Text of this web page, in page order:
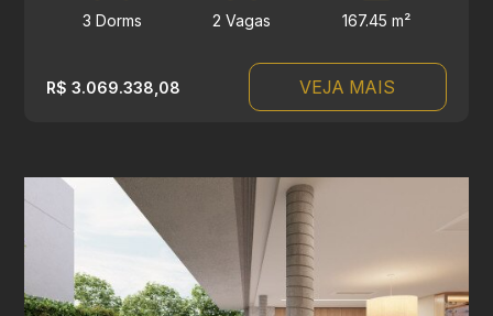
3 Dorms 2 Vagas 167.45 m²
R$ 3.069.338,08 VEJA MAIS